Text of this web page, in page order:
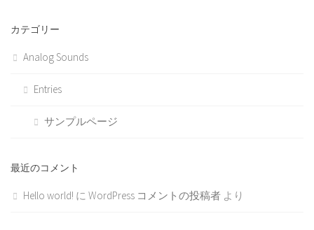
カテゴリー
Analog Sounds
Entries
サンプルページ
最近のコメント
Hello world! に WordPress コメントの投稿者 より